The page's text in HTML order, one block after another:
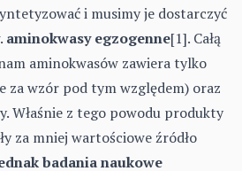
i musimy je dostarczyć
aminokwasy egzogenne[1]. Całą
aminokwasów zawiera tylko
za wzór pod tym względem) oraz
Właśnie z tego powodu produkty
za mniej wartościowe źródło
badania naukowe